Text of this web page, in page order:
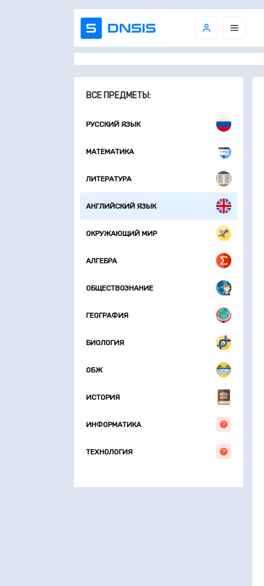
ВСЕ ПРЕДМЕТЫ:
РУССКИЙ ЯЗЫК
МАТЕМАТИКА
ЛИТЕРАТУРА
АНГЛИЙСКИЙ ЯЗЫК
ОКРУЖАЮЩИЙ МИР
АЛГЕБРА
ОБЩЕСТВОЗНАНИЕ
ГЕОГРАФИЯ
БИОЛОГИЯ
ОБЖ
ИСТОРИЯ
ИНФОРМАТИКА
ТЕХНОЛОГИЯ